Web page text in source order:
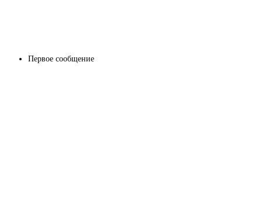
Первое сообщение